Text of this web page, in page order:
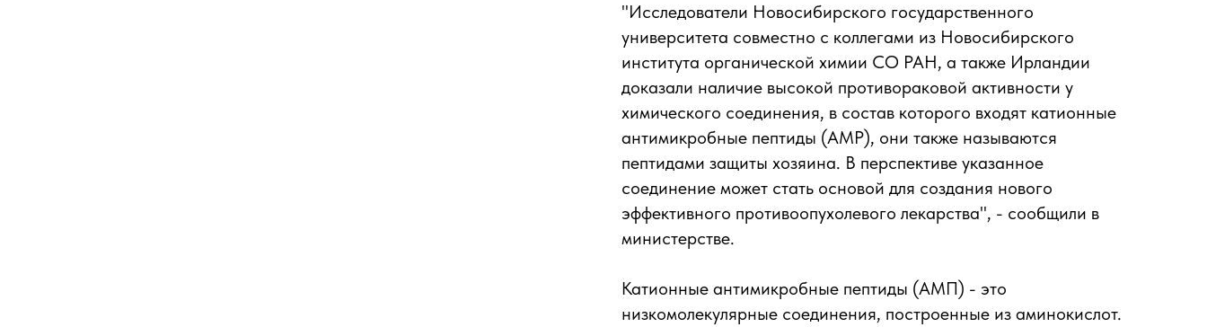
"Исследователи Новосибирского государственного
университета совместно с коллегами из Новосибирского
института органической химии СО РАН, а также Ирландии
доказали наличие высокой противораковой активности у
химического соединения, в состав которого входят катионные
антимикробные пептиды (AMP), они также называются
пептидами защиты хозяина. В перспективе указанное
соединение может стать основой для создания нового
эффективного противоопухолевого лекарства", - сообщили в
министерстве.
Катионные антимикробные пептиды (АМП) - это
низкомолекулярные соединения, построенные из аминокислот.